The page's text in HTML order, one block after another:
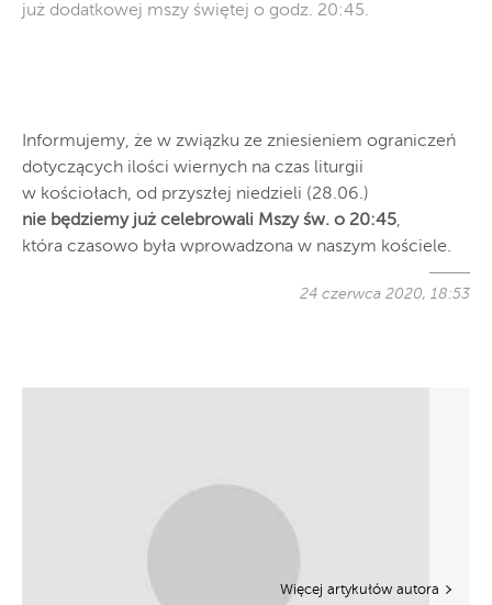
już dodatkowej mszy świętej o godz. 20:45.
Informujemy, że w związku ze zniesieniem ograniczeń
dotyczących ilości wiernych na czas liturgii
w kościołach, od przyszłej niedzieli (28.06.)
nie będziemy już celebrowali Mszy św. o 20:45,
która czasowo była wprowadzona w naszym kościele.
24 czerwca 2020, 18:53
Więcej artykułów autora